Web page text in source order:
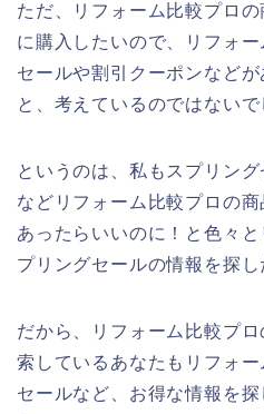
ただ、リフォーム比較プロ
に購入したいので、リフォ
セールや割引クーポンなど
と、考えているのではないで
というのは、私もスプリン
などリフォーム比較プロの
あったらいいのに！と色々
プリングセールの情報を探し
だから、リフォーム比較プ
索しているあなたもリフォ
セールなど、お得な情報を